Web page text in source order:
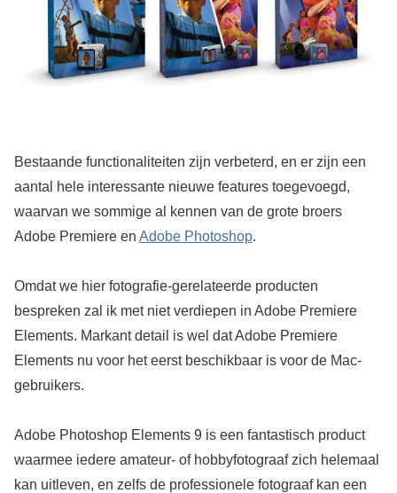
Bestaande functionaliteiten zijn verbeterd, en er zijn een
aantal hele interessante nieuwe features toegevoegd,
waarvan we sommige al kennen van de grote broers
Adobe Premiere en Adobe Photoshop.
Omdat we hier fotografie-gerelateerde producten
bespreken zal ik met niet verdiepen in Adobe Premiere
Elements. Markant detail is wel dat Adobe Premiere
Elements nu voor het eerst beschikbaar is voor de Mac-
gebruikers.
Adobe Photoshop Elements 9 is een fantastisch product
waarmee iedere amateur- of hobbyfotograaf zich helemaal
kan uitleven, en zelfs de professionele fotograaf kan een